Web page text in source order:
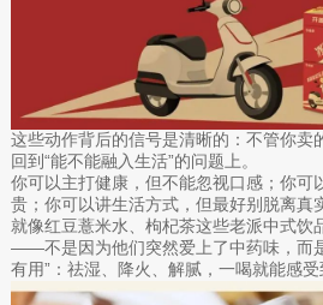
这些动作背后的信号是清晰的：不管你卖
回到“能不能融入生活”的问题上。
你可以主打健康，但不能忽视口感；你可
贵；你可以讲生活方式，但最好别脱离真
就像红豆薏米水、枸杞茶这些老派中式饮
——不是因为他们突然爱上了中药味，而
有用”：祛湿、降火、解腻，一喝就能感受